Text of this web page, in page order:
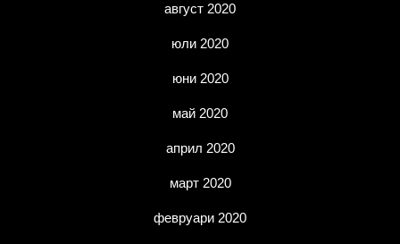
август 2020
юли 2020
юни 2020
май 2020
април 2020
март 2020
февруари 2020